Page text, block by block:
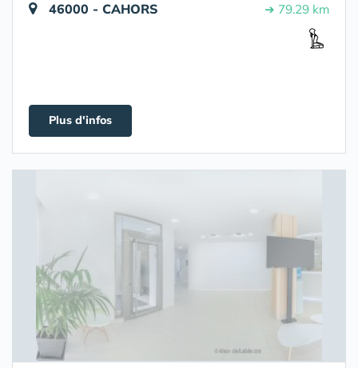
46000 - CAHORS ➔ 79.29 km
Plus d'infos